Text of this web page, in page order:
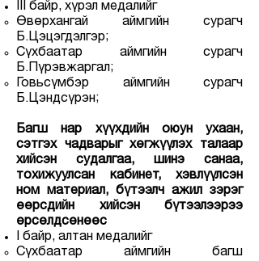
III байр, хүрэл медалийг
Өвөрхангай аймгийн сурагч
Б.Цэцэгдэлгэр;
Сүхбаатар аймгийн сурагч
Б.Пүрэвжаргал;
Говьсүмбэр аймгийн сурагч
Б.Цэндсүрэн;
Багш нар хүүхдийн оюун ухаан,
сэтгэх чадварыг хөгжүүлэх талаар
хийсэн судалгаа, шинэ санаа,
тохижуулсан кабинет, хэвлүүлсэн
ном материал, бүтээлч ажил зэрэг
өөрсдийн хийсэн бүтээлээрээ
өрсөлдсөнөөс
I байр, алтан медалийг
Сүхбаатар аймгийн багш